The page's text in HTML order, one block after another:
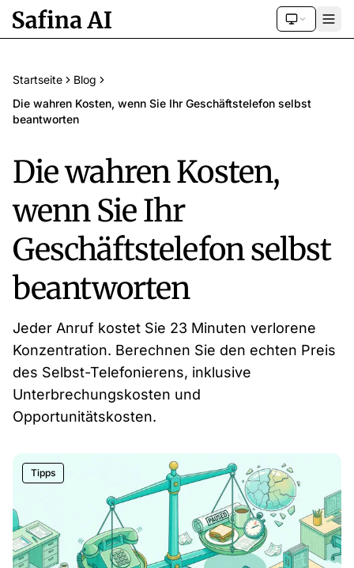
Startseite
Blog
Die wahren Kosten, wenn Sie Ihr Geschäftstelefon selbst
beantworten
Die wahren Kosten,
wenn Sie Ihr
Geschäftstelefon selbst
beantworten
Jeder Anruf kostet Sie 23 Minuten verlorene
Konzentration. Berechnen Sie den echten Preis
des Selbst-Telefonierens, inklusive
Unterbrechungskosten und
Opportunitätskosten.
Tipps